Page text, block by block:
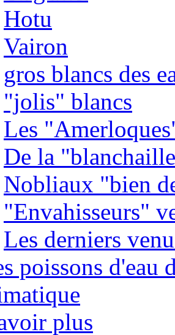
Hotu
Vairon
gros blancs des
"jolis" blancs
Les
De la
Nobliaux "bien
"Envahisseurs"
Les derniers
poissons d'eau
plus